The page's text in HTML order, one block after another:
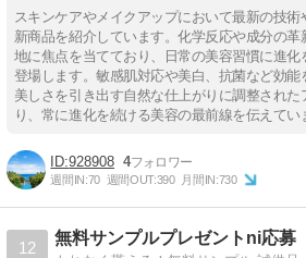
スキンケアやメイクアップにおいて最新の技
新商品を紹介しています。化学反応や成分の
地に焦点を当てており、日常の美容習慣に進化
登場します。敏感肌対応や美白、抗菌など効
美しさを引き出す自然な仕上がりに調整され
り、常に進化を続ける美容の最前線を伝えてい
928908 4
週間IN:70 週間OUT:390 月間IN:730
12
無料サンプルプレゼントni応募